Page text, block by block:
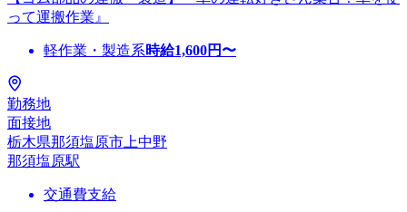
って運搬作業』
軽作業・製造系時給1,600円〜
勤務地
面接地
栃木県那須塩原市上中野
那須塩原駅
交通費支給